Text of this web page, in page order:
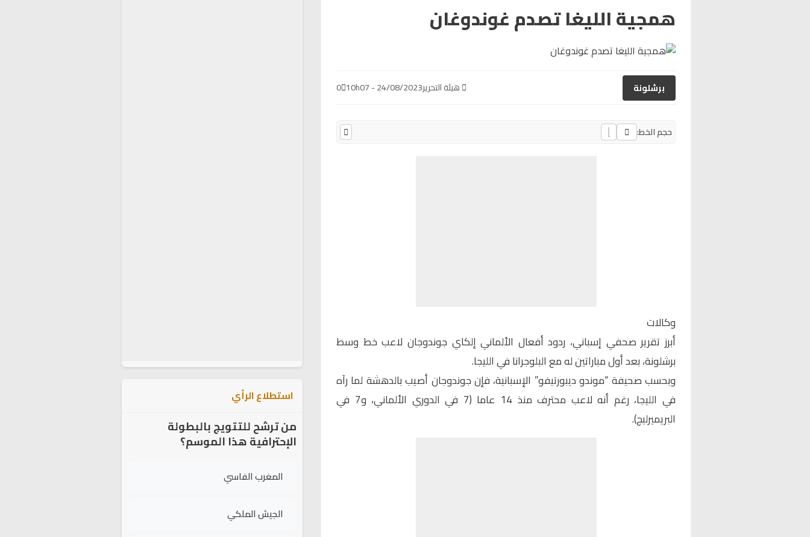
همجية الليغا تصدم غوندوغان
برشلونة هيئة التحرير24/08/2023 - 10h07
0
حجم الخط:
وكالات
أبرز تقرير صحفي إسباني، ردود أفعال الألماني إلكاي جوندوجان لاعب خط وسط
برشلونة، بعد أول مباراتين له مع البلوجرانا في الليجا.
وبحسب صحيفة “موندو ديبورتيفو” الإسبانية، فإن جوندوجان أصيب بالدهشة لما رآه
في الليجا، رغم أنه لاعب محترف منذ 14 عاما (7 في الدوري الألماني، و7 في
البريميرليج).
استطلاع الرأي
من ترشح للتتويج بالبطولة
الإحترافية هذا الموسم؟
المغرب الفاسي
الجيش الملكي